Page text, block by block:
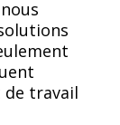
de travail